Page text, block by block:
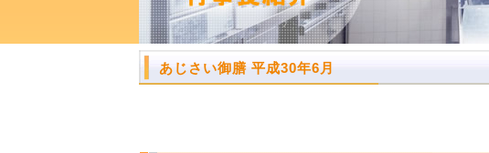
あじさい御膳 平成30年6月